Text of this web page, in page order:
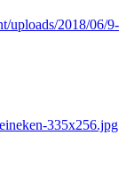
uploads/2018/06/9-
335x256.jpg